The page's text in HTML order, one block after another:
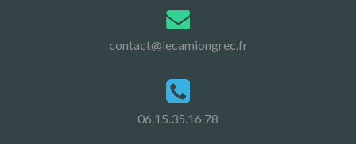
contact@lecamiongrec.fr
06.15.35.16.78